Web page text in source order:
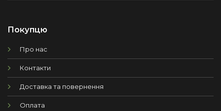
Покупцю
Про нас
Контакти
Доставка та повернення
Оплата